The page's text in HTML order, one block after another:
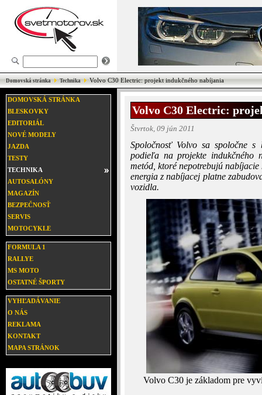
Domovská stránka Technika Volvo C30 Electric: projekt indukčného nabíjania
DOMOVSKÁ STRÁNKA
BLESKOVKY
EDITORIÁL
NOVÉ MODELY
JAZDA
TESTY
TECHNIKA
AUTOSALÓNY
MAGAZÍN
BEZPEČNOSŤ
SERVIS
MOTOCYKLE
FORMULA 1
RALLYE
MS MOTO
OSTATNÉ ŠPORTY
VYHĽADÁVANIE
O NÁS
REKLAMA
KONTAKT
MAPA STRÁNOK
Volvo C30 Electric:
Štvrtok, 09 jún 2011
Spoločnosť Volvo sa spoločne
podieľa na projekte indukčného
metód, ktoré nepotrebujú
energia z nabíjacej platne
vozidla.
Volvo C30 je základom pre